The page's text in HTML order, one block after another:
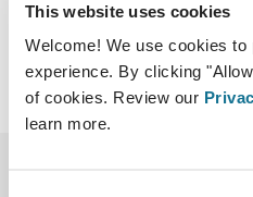
This website uses cookies
Welcome! We use cookies
experience. By clicking
of cookies. Review our
learn more.